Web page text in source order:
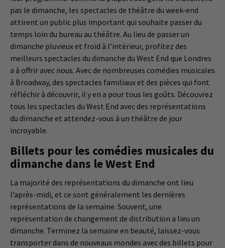
pas le dimanche, les spectacles de théâtre du week-end
attirent un public plus important qui souhaite passer du
temps loin du bureau au théâtre. Au lieu de passer un
dimanche pluvieux et froid à l’intérieur, profitez des
meilleurs spectacles du dimanche du West End que Londres
a à offrir avec nous. Avec de nombreuses comédies musicales
à Broadway, des spectacles familiaux et des pièces qui font
réfléchir à découvrir, il y en a pour tous les goûts. Découvrez
tous les spectacles du West End avec des représentations
du dimanche et attendez-vous à un théâtre de jour
incroyable.
Billets pour les comédies musicales du
dimanche dans le West End
La majorité des représentations du dimanche ont lieu
l’après-midi, et ce sont généralement les dernières
représentations de la semaine. Souvent, une
représentation de changement de distribution a lieu un
dimanche. Terminez la semaine en beauté, laissez-vous
transporter dans de nouveaux mondes avec des billets pour